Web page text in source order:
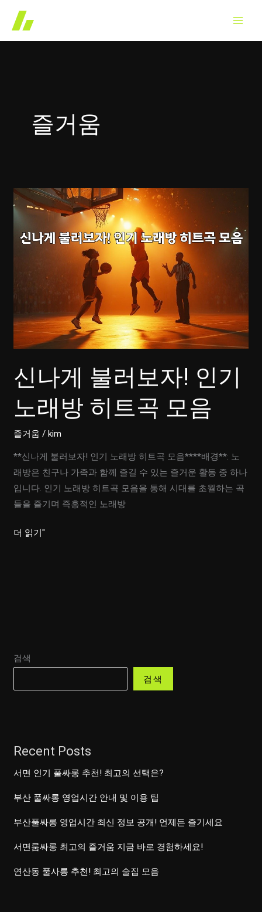
츠
즐거움
신나게 불러보자! 인기
노래방 히트곡 모음
즐거움 /kim
**신나게 불러보자! 인기 노래방 히트곡 모음****배경**: 노
래방은 친구나 가족과 함께 즐길 수 있는 즐거운 활동 중 하나
입니다. 인기 노래방 히트곡 모음을 통해 시대를 초월하는 곡
들을 즐기며 즉흥적인 노래방
신
기
래
곡
모
더 읽기"
검색
검색
Recent Posts
서면 인기 풀싸롱 추천! 최고의 선택은?
부산 풀싸롱 영업시간 안내 및 이용 팁
부산풀싸롱 영업시간 최신 정보 공개! 언제든 즐기세요
서면룸싸롱 최고의 즐거움 지금 바로 경험하세요!
연산동 풀사롱 추천! 최고의 술집 모음